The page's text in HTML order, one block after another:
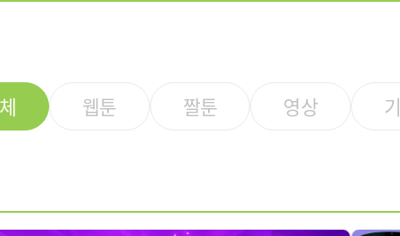
웹툰 짤툰 영상